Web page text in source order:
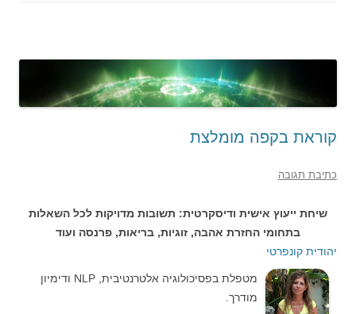
קוראת בקפה מומלצת
כתיבת תגובה
שיחת ייעוץ אישית ודיסקרטית: תשובות מדויקות לכל השאלות
בתחומי החזרת אהבה, זוגיות, בריאות, פרנסה ועוד
יהודית קונפרטי
מטפלת בפסיכולוגיה אלטרנטיבית, NLP ודימיון
מודרך.